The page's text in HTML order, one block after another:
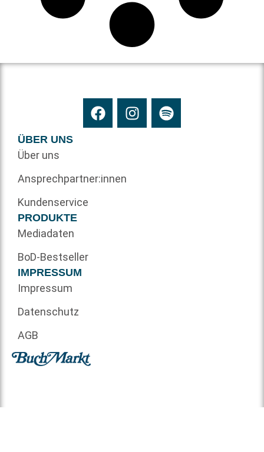
ÜBER UNS
Über uns
Ansprechpartner:innen
Kundenservice
PRODUKTE
Mediadaten
BoD-Bestseller
IMPRESSUM
Impressum
Datenschutz
AGB